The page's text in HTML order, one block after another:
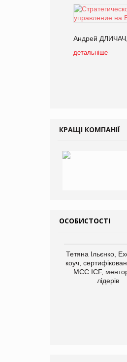
Андрей ДЛИЧАЧ,
детальніше
КРАЩІ КОМПАНІЇ
ОСОБИСТОСТІ
Тетяна Ільєнко,
коуч,
МСС ICF,
лідерів